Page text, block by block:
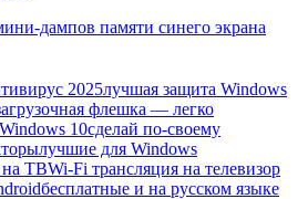
дампов памяти синего экрана
2025лучшая защита Windows
флешка — легко
10сделай по-своему
лучшие для Windows
на ТВWi-Fi трансляция на телевизор
бесплатные и на русском языке